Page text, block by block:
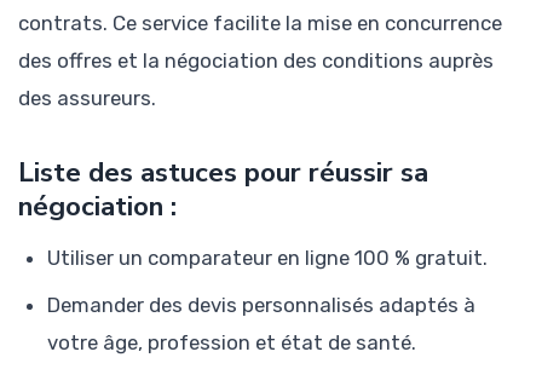
contrats. Ce service facilite la mise en concurrence
des offres et la négociation des conditions auprès
des assureurs.
Liste des astuces pour réussir sa
négociation :
Utiliser un comparateur en ligne 100 % gratuit.
Demander des devis personnalisés adaptés à
votre âge, profession et état de santé.